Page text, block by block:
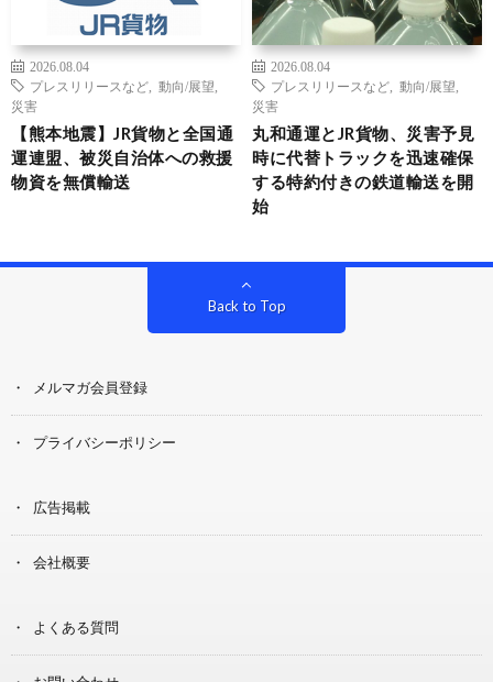
2026.08.04
プレスリリースなど
動向/展望
災害
【熊本地震】JR貨物と全国通
運連盟、被災自治体への救援
物資を無償輸送
2026.08.04
プレスリリースなど
動向/展望
災害
丸和通運とJR貨物、災害予見
時に代替トラックを迅速確保
する特約付きの鉄道輸送を開
始
Back to Top
メルマガ会員登録
プライバシーポリシー
広告掲載
会社概要
よくある質問